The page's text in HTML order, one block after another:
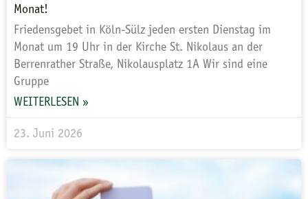
Monat!
Friedensgebet in Köln-Sülz jeden ersten Dienstag im
Monat um 19 Uhr in der Kirche St. Nikolaus an der
Berrenrather Straße, Nikolausplatz 1A Wir sind eine
Gruppe
WEITERLESEN »
23. Juni 2026